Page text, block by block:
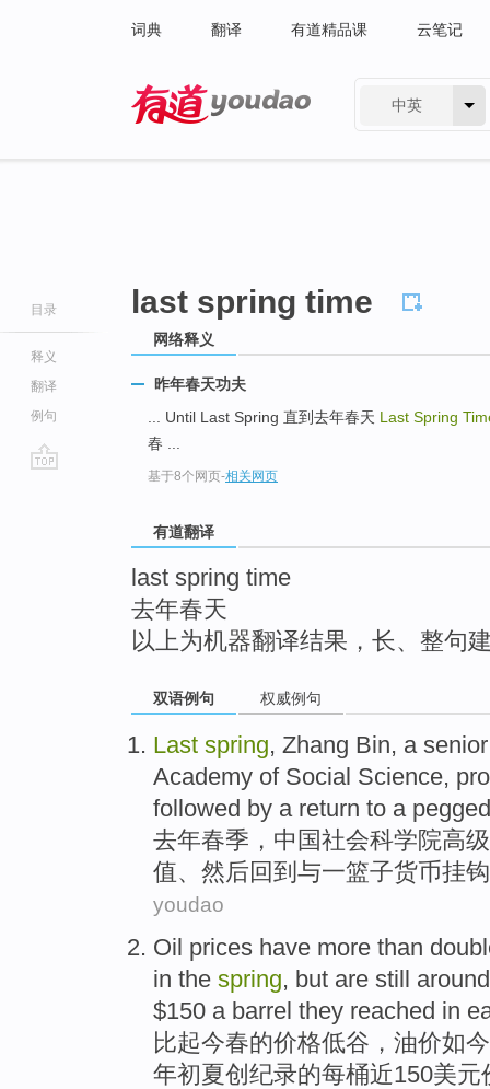
词典 翻译 有道精品课 云笔记
中英
目录
释义
翻译
例句
last spring time
网络释义
昨年春天功夫
... Until Last Spring 直到去年春天 Last Spring
春 ...
基于8个网页-相关网页
有道翻译
last spring time
去年春天
以上为机器翻译结果，长、整句
双语例句 权威例句
Last spring, Zhang Bin, a senior
Academy of Social Science,
followed by a return to a pegged
去年春季 ， 中国社会科学院高级
值、 然后回到 与一篮子货币挂钩
youdao
Oil prices have more than
in the spring, but are still around
$150 a barrel they reached in
比起今春的价格低谷 ，油价如
年初夏创纪录的每桶近150美元